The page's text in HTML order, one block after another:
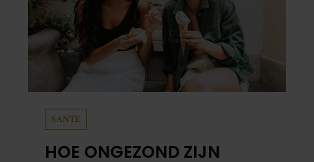
SANTE
HOE ONGEZOND ZIJN